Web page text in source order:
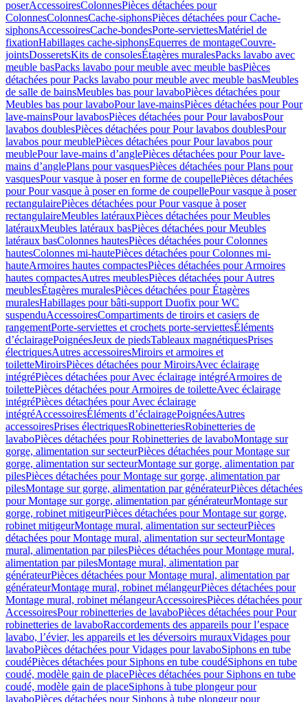
poserAccessoiresColonnesPièces détachées pour
ColonnesColonnesCache-siphonsPièces détachées pour Cache-
siphonsAccessoiresCache-bondesPorte-serviettesMatériel de
fixationHabillages cache-siphonsEquerres de montageCouvre-
jointsDosseretsKits de consolesÉtagères muralesPacks lavabo avec
meuble basPacks lavabo pour meuble avec meuble basPièces
détachées pour Packs lavabo pour meuble avec meuble basMeubles
de salle de bainsMeubles bas pour lavaboPièces détachées pour
Meubles bas pour lavaboPour lave-mainsPièces détachées pour Pour
lave-mainsPour lavabosPièces détachées pour Pour lavabosPour
lavabos doublesPièces détachées pour Pour lavabos doublesPour
lavabos pour meublePièces détachées pour Pour lavabos pour
meublePour lave-mains d’anglePièces détachées pour Pour lave-
mains d’anglePlans pour vasquesPièces détachées pour Plans pour
vasquesPour vasque à poser en forme de coupellePièces détachées
pour Pour vasque à poser en forme de coupellePour vasque à poser
rectangulairePièces détachées pour Pour vasque à poser
rectangulaireMeubles latérauxPièces détachées pour Meubles
latérauxMeubles latéraux basPièces détachées pour Meubles
latéraux basColonnes hautesPièces détachées pour Colonnes
hautesColonnes mi-hautePièces détachées pour Colonnes mi-
hauteArmoires hautes compactesPièces détachées pour Armoires
hautes compactesAutres meublesPièces détachées pour Autres
meublesÉtagères muralesPièces détachées pour Étagères
muralesHabillages pour bâti-support Duofix pour WC
suspenduAccessoiresCompartiments de tiroirs et casiers de
rangementPorte-serviettes et crochets porte-serviettesÉléments
d’éclairagePoignéesJeux de piedsTableaux magnétiquesPrises
électriquesAutres accessoiresMiroirs et armoires et
toiletteMiroirsPièces détachées pour MiroirsAvec éclairage
intégréPièces détachées pour Avec éclairage intégréArmoires de
toilettePièces détachées pour Armoires de toiletteAvec éclairage
intégréPièces détachées pour Avec éclairage
intégréAccessoiresÉléments d’éclairagePoignéesAutres
accessoiresPrises électriquesRobinetteriesRobinetteries de
lavaboPièces détachées pour Robinetteries de lavaboMontage sur
gorge, alimentation sur secteurPièces détachées pour Montage sur
gorge, alimentation sur secteurMontage sur gorge, alimentation par
pilesPièces détachées pour Montage sur gorge, alimentation par
pilesMontage sur gorge, alimentation par générateurPièces détachées
pour Montage sur gorge, alimentation par générateurMontage sur
gorge, robinet mitigeurPièces détachées pour Montage sur gorge,
robinet mitigeurMontage mural, alimentation sur secteurPièces
détachées pour Montage mural, alimentation sur secteurMontage
mural, alimentation par pilesPièces détachées pour Montage mural,
alimentation par pilesMontage mural, alimentation par
générateurPièces détachées pour Montage mural, alimentation par
générateurMontage mural, robinet mélangeurPièces détachées pour
Montage mural, robinet mélangeurAccessoiresPièces détachées pour
AccessoiresPour robinetteries de lavaboPièces détachées pour Pour
robinetteries de lavaboRaccordements des appareils pour l’espace
lavabo, l’évier, les appareils et les déversoirs murauxVidages pour
lavaboPièces détachées pour Vidages pour lavaboSiphons en tube
coudéPièces détachées pour Siphons en tube coudéSiphons en tube
coudé, modèle gain de placePièces détachées pour Siphons en tube
coudé, modèle gain de placeSiphons à tube plongeur pour
lavaboPièces détachées pour Siphons à tube plongeur pour